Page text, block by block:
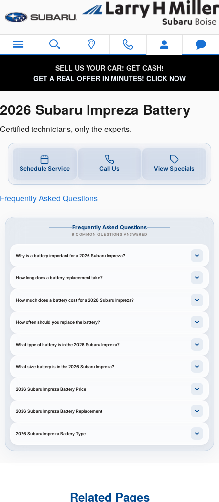
2026 Subaru Impreza Battery
SELL US YOUR CAR! GET CASH!
GET A REAL OFFER IN MINUTES! CLICK NOW
2026 Subaru Impreza Battery
Certified technicians, only the experts.
Schedule Service Call Us View Specials
Frequently Asked Questions
Frequently Asked Questions
9 COMMON QUESTIONS ANSWERED
Why is a battery important for a 2026 Subaru Impreza?
How long does a battery replacement take?
How much does a battery cost for a 2026 Subaru Impreza?
How often should you replace the battery?
What type of battery is in the 2026 Subaru Impreza?
What size battery is in the 2026 Subaru Impreza?
2026 Subaru Impreza Battery Price
2026 Subaru Impreza Battery Replacement
2026 Subaru Impreza Battery Type
Related Pages